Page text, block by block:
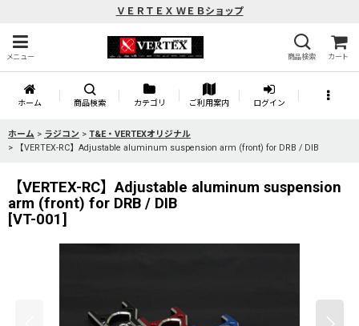
ＶＥＲＴＥＸ ＷＥＢショップ
メニュー 商品検索 カート
ホーム 商品検索 カテゴリ ご利用案内 ログイン
ホーム > ラジコン > T&E・VERTEXオリジナル
>
【VERTEX-RC】Adjustable aluminum suspension arm (front) for DRB / DIB
【VERTEX-RC】Adjustable aluminum suspension
arm (front) for DRB / DIB
[VT-001]